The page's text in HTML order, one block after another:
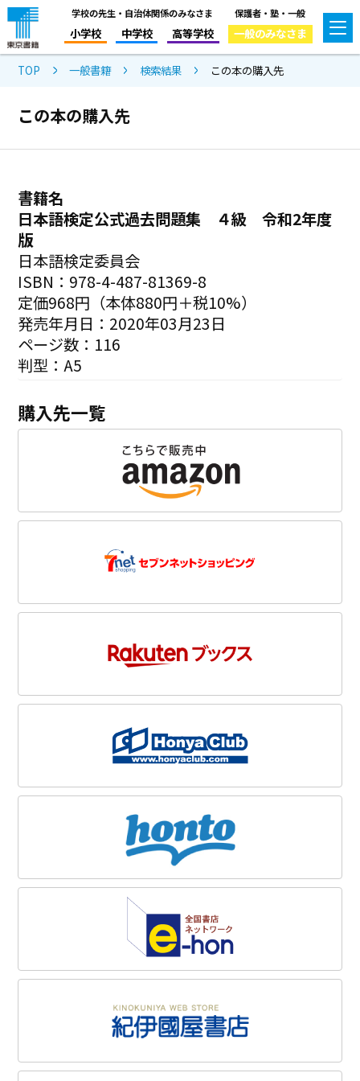
学校の先生・自治体関係のみなさま
小学校 中学校 高等学校
保護者・塾・一般
一般のみなさま
TOP 一般書籍 検索結果 この本の購入先
この本の購入先
書籍名
日本語検定公式過去問題集 ４級 令和2年度
版
日本語検定委員会
ISBN：978-4-487-81369-8
定価968円（本体880円＋税10%）
発売年月日：2020年03月23日
ページ数：116
判型：A5
購入先一覧